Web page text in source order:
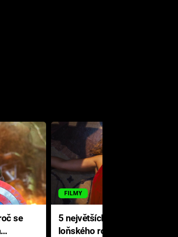
se
FILMY
5 největších propadáků
loňského roku: Disney na